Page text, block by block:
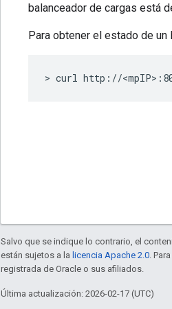
balanceador de cargas está
Para obtener el estado de
> curl http://
Salvo que se indique lo contrario, el
están sujetos a la licencia Apache 2.0.
registrada de Oracle o sus afiliados.
Última actualización: 2026-02-17 (UTC)